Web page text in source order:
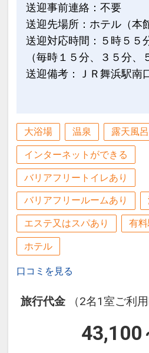
送迎事前連絡：不要
送迎先場所：ホテル（本
送迎対応時間：５時５５
（毎時１５分、３５分、
送迎備考：ＪＲ舞浜駅南
大浴場 温泉 露天風
インターネットができる
バリアフリートイレあり
バリアフリールームあり
エステ又はスパあり 有
ホテル
口コミを見る
旅行代金
（2名1室ご利
43,100